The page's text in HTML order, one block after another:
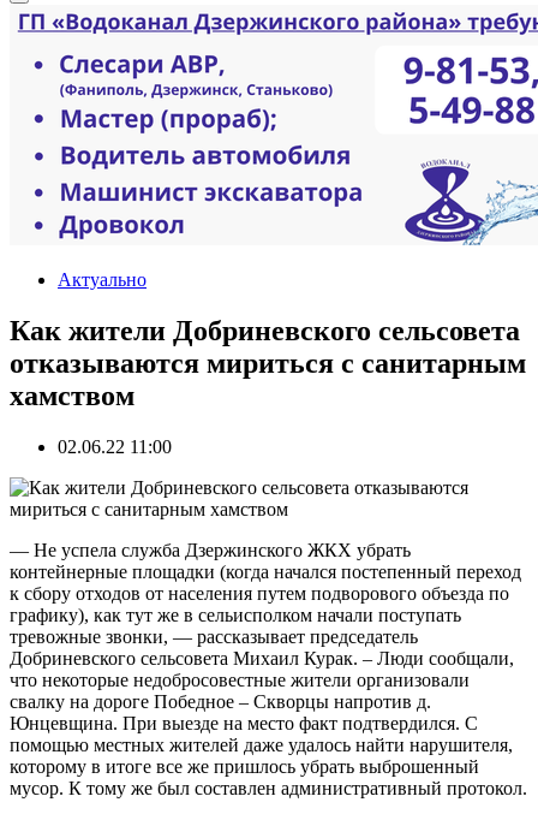
Актуально
Как жители Добриневского сельсовета
отказываются мириться с санитарным
хамством
02.06.22 11:00
— Не успела служба Дзержинского ЖКХ убрать
контейнерные площадки (когда начался постепенный переход
к сбору отходов от населения путем подворового объезда по
графику), как тут же в сельисполком начали поступать
тревожные звонки, — рассказывает председатель
Добриневского сельсовета Михаил Курак. – Люди сообщали,
что некоторые недобросовестные жители организовали
свалку на дороге Победное – Скворцы напротив д.
Юнцевщина. При выезде на место факт подтвердился. С
помощью местных жителей даже удалось найти нарушителя,
которому в итоге все же пришлось убрать выброшенный
мусор. К тому же был составлен административный протокол.